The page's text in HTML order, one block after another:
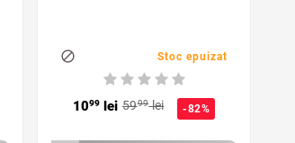
 Stoc epuizat
1099lei 5999lei -82%